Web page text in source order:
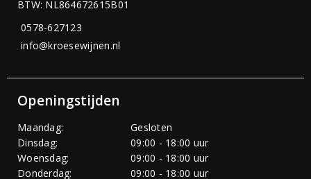
BTW: NL864672615B01
0578-627123
info@kroesewijnen.nl
Openingstijden
Maandag:
Gesloten
Dinsdag:
09:00 - 18:00 uur
Woensdag:
09:00 - 18:00 uur
Donderdag:
09:00 - 18:00 uur